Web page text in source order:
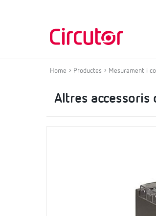
Home Productes Mesurament i
Altres accessoris